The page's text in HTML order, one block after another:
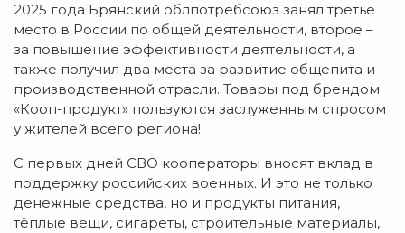
2025 года Брянский облпотребсоюз занял третье
место в России по общей деятельности, второе –
за повышение эффективности деятельности, а
также получил два места за развитие общепита и
производственной отрасли. Товары под брендом
«Кооп-продукт» пользуются заслуженным спросом
у жителей всего региона!
С первых дней СВО кооператоры вносят вклад в
поддержку российских военных. И это не только
денежные средства, но и продукты питания,
тёплые вещи, сигареты, строительные материалы,